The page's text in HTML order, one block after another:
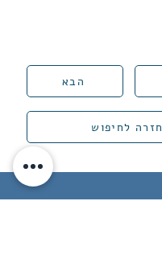
הבא
חזרה לחיפוש